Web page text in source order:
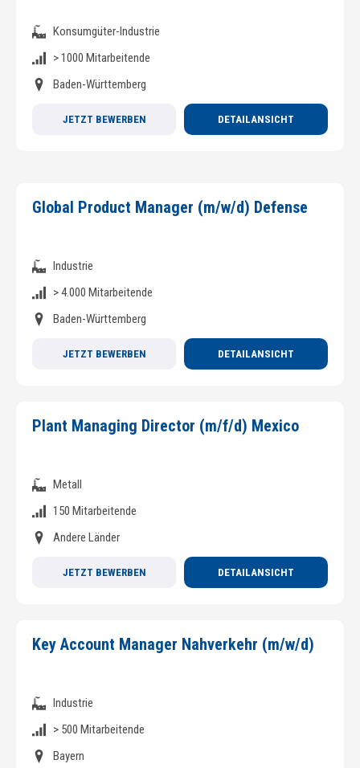
Konsumgüter-Industrie
> 1000 Mitarbeitende
Baden-Württemberg
JETZT BEWERBEN DETAILANSICHT
Global Product Manager (m/w/d) Defense
Industrie
> 4.000 Mitarbeitende
Baden-Württemberg
JETZT BEWERBEN DETAILANSICHT
Plant Managing Director (m/f/d) Mexico
Metall
150 Mitarbeitende
Andere Länder
JETZT BEWERBEN DETAILANSICHT
Key Account Manager Nahverkehr (m/w/d)
Industrie
> 500 Mitarbeitende
Bayern